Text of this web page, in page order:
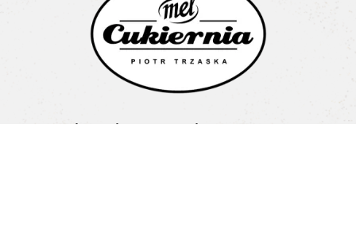
Cukiernia Mel Piotr Trzaska